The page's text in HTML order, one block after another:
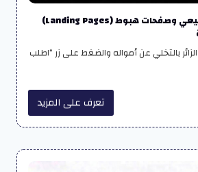
أسرار كتابة محتوى بيعي وصفحات هبوط (Landing Pages)
بالتخلي عن أمواله والضغط على زر “اطلب
تعرف على المزيد